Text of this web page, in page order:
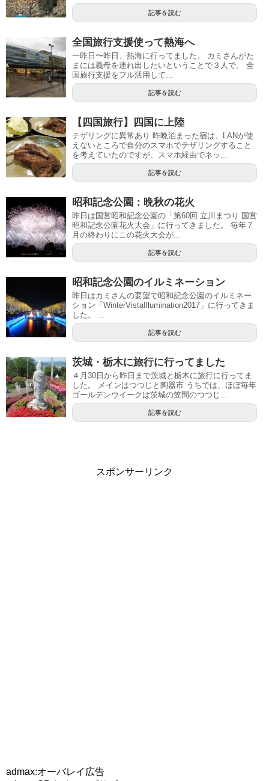
記事を読む
全国旅行支援使って熱海へ
一昨日〜昨日、熱海に行ってました。 カミさんがた
まには義母を連れ出したいということで３人で。 全
国旅行支援をフル活用して...
記事を読む
【四国旅行】四国に上陸
テザリングに異常あり 昨晩泊まった宿は、LANが使
えないところで自分のスマホでテザリングすること
を考えていたのですが、スマホ経由でネッ...
記事を読む
昭和記念公園：晩秋の花火
昨日は国営昭和記念公園の「第60回 立川まつり 国営
昭和記念公園花火大会」に行ってきました。 毎年７
月の終わりにこの花火大会が...
記事を読む
昭和記念公園のイルミネーション
昨日はカミさんの要望で昭和記念公園のイルミネー
ション「WinterVistaIllumination2017」に行ってきま
した。 ...
記事を読む
茨城・栃木に旅行に行ってました
４月30日から昨日まで茨城と栃木に旅行に行ってま
した。 メインはつつじと陶器市 うちでは、ほぼ毎年
ゴールデンウイークは茨城の笠間のつつじ...
記事を読む
スポンサーリンク
admax:オーバレイ広告